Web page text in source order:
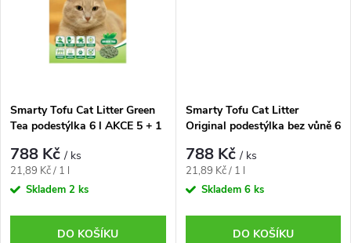
Smarty Tofu Cat Litter Green
Tea podestýlka 6 l AKCE 5 + 1
788 Kč/ ks
Měrná
cena:
21,89 Kč / 1 l
Skladem 2 ks
DO KOŠÍKU
Smarty Tofu Cat Litter
Original podestýlka bez vůně 6
788 Kč/ ks
Měrná
cena:
21,89 Kč / 1 l
Skladem 6 ks
DO KOŠÍKU